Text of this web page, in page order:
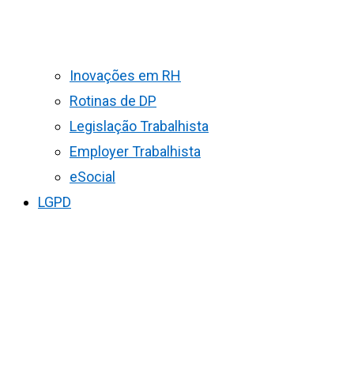
Inovações em RH
Rotinas de DP
Legislação Trabalhista
Employer Trabalhista
eSocial
LGPD